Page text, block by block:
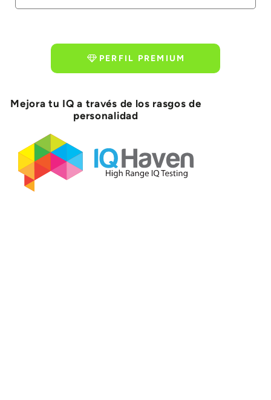
PERFIL PREMIUM
Mejora tu IQ a través de los rasgos de
personalidad